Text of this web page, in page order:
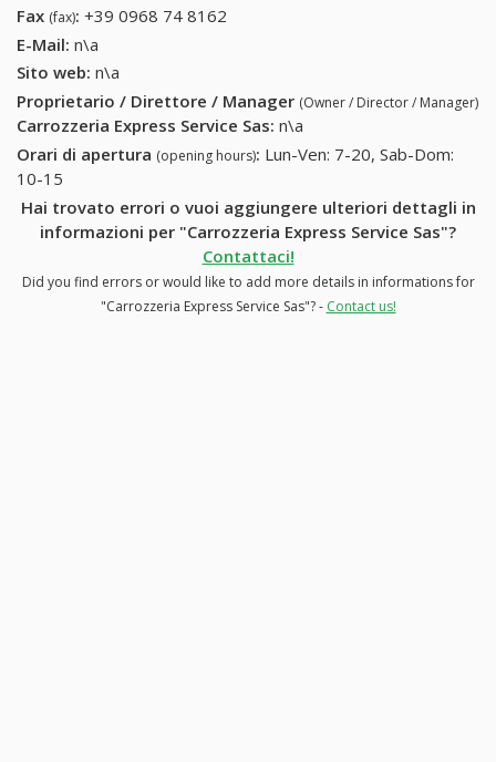
Fax (fax): +39 0968 74 8162
E-Mail: n\a
Sito web: n\a
Proprietario / Direttore / Manager (Owner / Director / Manager)
Carrozzeria Express Service Sas: n\a
Orari di apertura (opening hours): Lun-Ven: 7-20, Sab-Dom:
10-15
Hai trovato errori o vuoi aggiungere ulteriori dettagli in
informazioni per "Carrozzeria Express Service Sas"?
Contattaci!
Did you find errors or would like to add more details in informations for
"Carrozzeria Express Service Sas"? - Contact us!